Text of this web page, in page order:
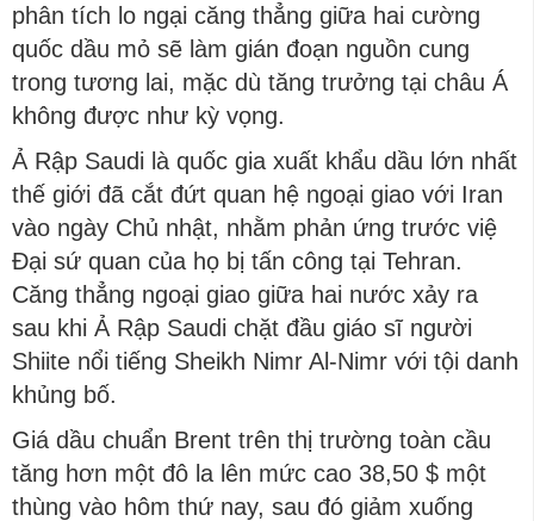
phân tích lo ngại căng thẳng giữa hai cường
quốc dầu mỏ sẽ làm gián đoạn nguồn cung
trong tương lai, mặc dù tăng trưởng tại châu Á
không được như kỳ vọng.
Ả Rập Saudi là quốc gia xuất khẩu dầu lớn nhất
thế giới đã cắt đứt quan hệ ngoại giao với Iran
vào ngày Chủ nhật, nhằm phản ứng trước việ
Đại sứ quan của họ bị tấn công tại Tehran.
Căng thẳng ngoại giao giữa hai nước xảy ra
sau khi Ả Rập Saudi chặt đầu giáo sĩ người
Shiite nổi tiếng Sheikh Nimr Al-Nimr với tội danh
khủng bố.
Giá dầu chuẩn Brent trên thị trường toàn cầu
tăng hơn một đô la lên mức cao 38,50 $ một
thùng vào hôm thứ nay, sau đó giảm xuống